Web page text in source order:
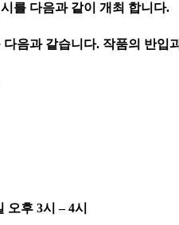
를 다음과 같이 개최 합니다.
다음과 같습니다. 작품의 반입
오후 3시 –4시